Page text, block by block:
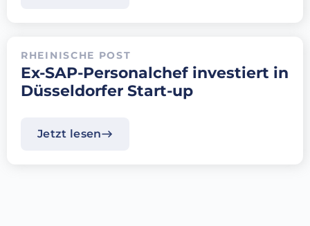
RHEINISCHE POST
Ex-SAP-Personalchef investiert in
Düsseldorfer Start-up
Jetzt lesen